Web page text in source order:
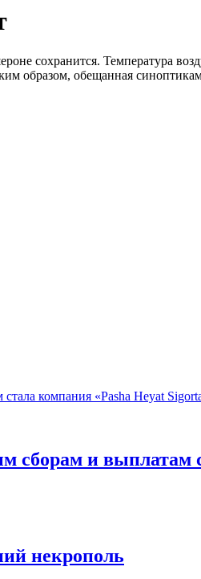
сохранится. Температура
образом, обещанная
сборам и выплатам
некрополь